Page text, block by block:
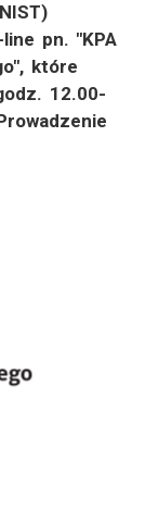
pn. "KPA
które
12.00-